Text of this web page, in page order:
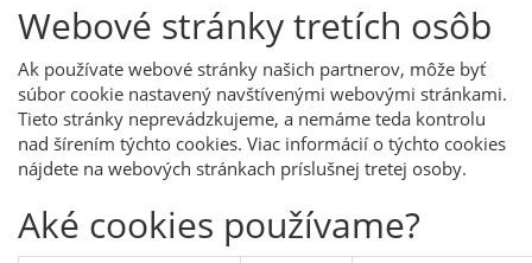
Webové stránky tretích osôb
Ak používate webové stránky našich partnerov, môže byť
súbor cookie nastavený navštívenými webovými stránkami.
Tieto stránky neprevádzkujeme, a nemáme teda kontrolu
nad šírením týchto cookies. Viac informácií o týchto cookies
nájdete na webových stránkach príslušnej tretej osoby.
Aké cookies používame?